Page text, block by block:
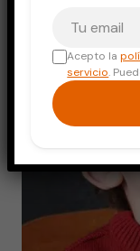
Acepto la
servicio.